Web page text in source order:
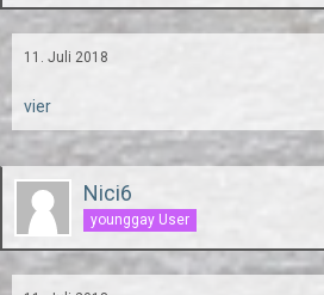
11. Juli 2018
vier
Nici6
younggay User